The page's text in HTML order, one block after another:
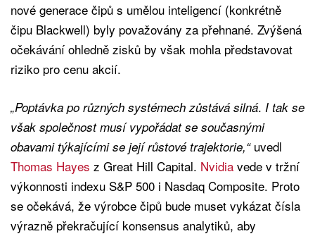
nové generace čipů s umělou inteligencí (konkrétně
čipu Blackwell) byly považovány za přehnané. Zvýšená
očekávání ohledně zisků by však mohla představovat
riziko pro cenu akcií.
„Poptávka po různých systémech zůstává silná. I tak se
však společnost musí vypořádat se současnými
obavami týkajícími se její růstové trajektorie,“uvedl
Thomas Hayes z Great Hill Capital. Nvidia vede v tržní
výkonnosti indexu S&P 500 i Nasdaq Composite. Proto
se očekává, že výrobce čipů bude muset vykázat čísla
výrazně překračující konsensus analytiků, aby